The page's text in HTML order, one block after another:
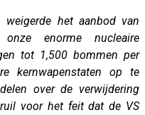
weigerde het aanbod van
enorme nucleaire
tot 1,500 bommen per
kernwapenstaten op te
over de verwijdering
voor het feit dat de VS